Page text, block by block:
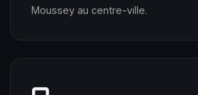
Moussey au centre-ville.